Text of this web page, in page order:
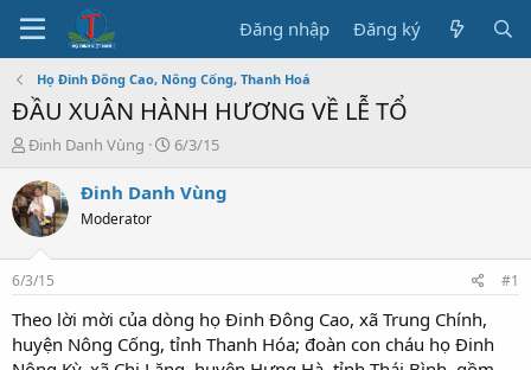
Đăng nhập Đăng ký
Họ Đinh Đông Cao, Nông Cống, Thanh Hoá
ĐẦU XUÂN HÀNH HƯƠNG VỀ LỄ TỔ
T
r
e
a
s
t
a
t
Đinh Danh Vùng
N
à
ầ
u
6/3/15
Đinh Danh Vùng
Moderator
6/3/15 #1
Theo lời mời của dòng họ Đinh Đông Cao, xã Trung Chính,
huyện Nông Cống, tỉnh Thanh Hóa; đoàn con cháu họ Đinh